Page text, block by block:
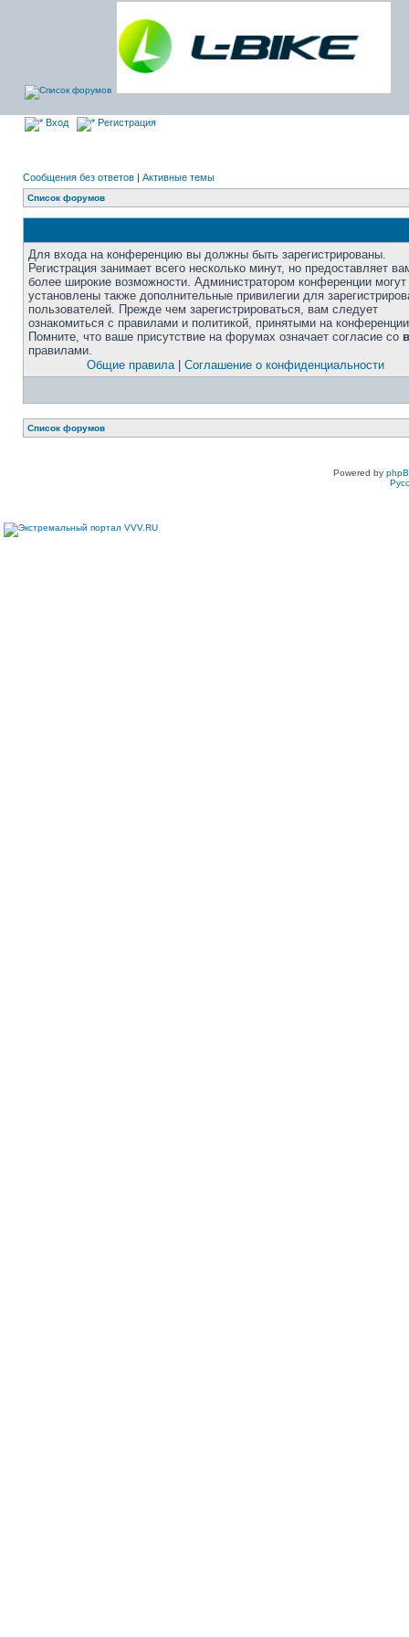
Вход Регистрация
Сообщения без ответов | Активные темы
Список форумов
Для входа на конференцию вы должны быть зарегистрированы.
Регистрация занимает всего несколько минут, но предоставляет
более широкие возможности. Администратором конференции
установлены также дополнительные привилегии для
пользователей. Прежде чем зарегистрироваться, вам следует
ознакомиться с правилами и политикой, принятыми на
Помните, что ваше присутствие на форумах означает согласие со
правилами.
Общие правила| Соглашение о конфиденциальности
Список форумов
Powered by